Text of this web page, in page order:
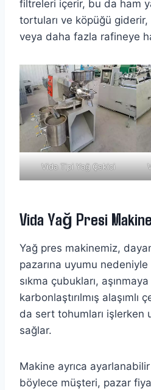
filtreleri içerir, bu da ham
tortuları ve köpüğü
veya daha fazla rafineye
Vida Tipi Yağ Çekici
Vida Yağ Presi
Yağ pres makinemiz,
pazarına uyumu
sıkma çubukları, aşınmaya
karbonlaştırılmış alaşımlı
da sert tohumları işlerken
sağlar.
Makine ayrıca ayarlanabilir
böylece müşteri, pazar